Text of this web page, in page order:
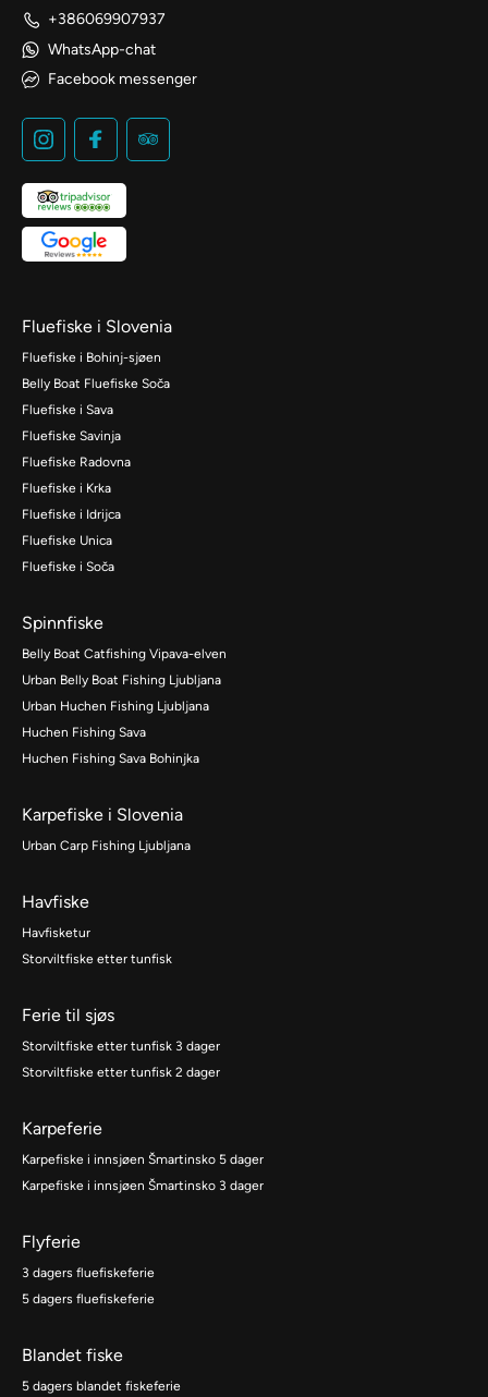
+386069907937
WhatsApp-chat
Facebook messenger
Fluefiske i Slovenia
Fluefiske i Bohinj-sjøen
Belly Boat Fluefiske Soča
Fluefiske i Sava
Fluefiske Savinja
Fluefiske Radovna
Fluefiske i Krka
Fluefiske i Idrijca
Fluefiske Unica
Fluefiske i Soča
Spinnfiske
Belly Boat Catfishing Vipava-elven
Urban Belly Boat Fishing Ljubljana
Urban Huchen Fishing Ljubljana
Huchen Fishing Sava
Huchen Fishing Sava Bohinjka
Karpefiske i Slovenia
Urban Carp Fishing Ljubljana
Havfiske
Havfisketur
Storviltfiske etter tunfisk
Ferie til sjøs
Storviltfiske etter tunfisk 3 dager
Storviltfiske etter tunfisk 2 dager
Karpeferie
Karpefiske i innsjøen Šmartinsko 5 dager
Karpefiske i innsjøen Šmartinsko 3 dager
Flyferie
3 dagers fluefiskeferie
5 dagers fluefiskeferie
Blandet fiske
5 dagers blandet fiskeferie